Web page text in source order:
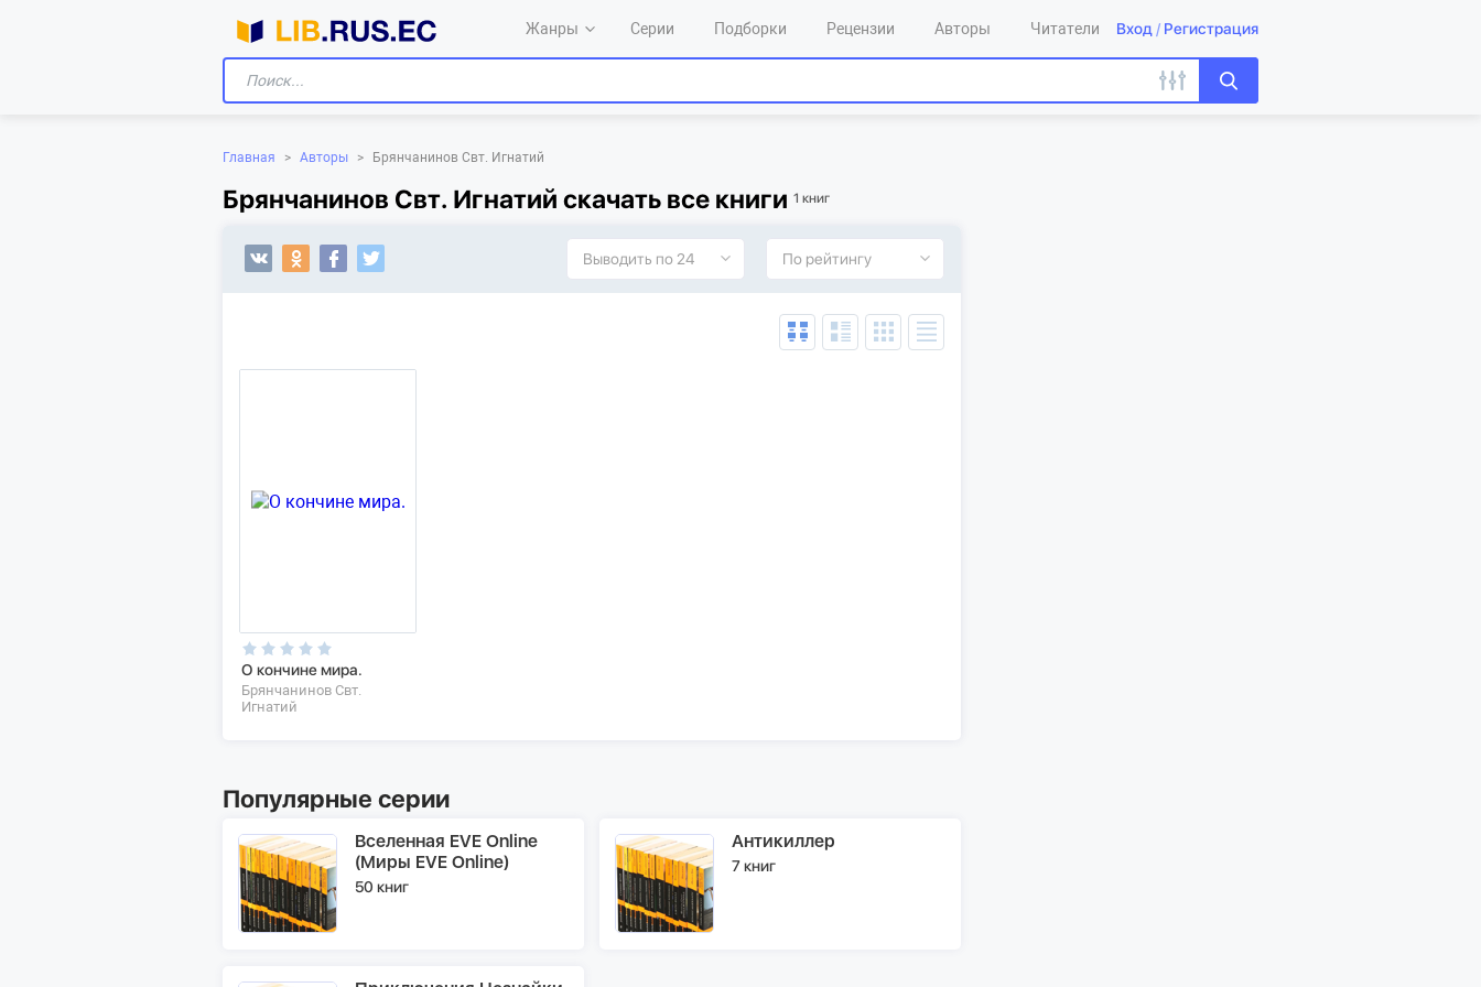
Жанры Серии Подборки Рецензии Авторы Читатели Вход / Регистрация
Главная > Авторы > Брянчанинов Свт. Игнатий
Брянчанинов Свт. Игнатий скачать все книги 1 книг
Выводить по 24 По рейтингу
О кончине мира.
Брянчанинов Свт.
Игнатий
Популярные серии
Вселенная EVE Online
(Миры EVE Online)
50 книг
Антикиллер
7 книг